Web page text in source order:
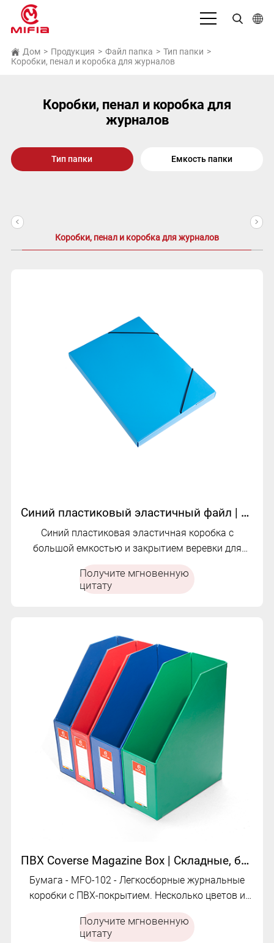
Русский язык
بالعربية
Deutsch
日本語
Дом > Продукция > Файл папка > Тип папки >
Коробки, пенал и коробка для журналов
Коробки, пенал и коробка для
журналов
Тип папки Емкость папки
Коробки, пенал и коробка для журналов
>
<
Синий пластиковый эластичный файл | B-3
Синий пластиковая эластичная коробка с
большой емкостью и закрытием веревки для
Получите мгновенную
цитату
ПВХ Coverse Magazine Box | Складные, большие варианты емкости и цвета | MFO-102
Бумага - MFO-102 - Легкосборные журнальные
коробки с ПВХ-покрытием. Несколько цветов и
идентификационным номером автомобиля
Получите мгновенную
цитату